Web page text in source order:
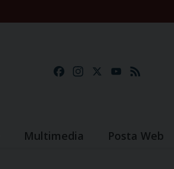
FacebookInstagramYouTube
Multimedia Posta Web